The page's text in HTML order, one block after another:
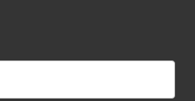
einverstanden.